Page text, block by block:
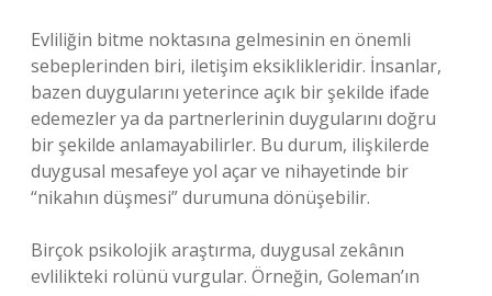
Evliliğin bitme noktasına gelmesinin en önemli
sebeplerinden biri, iletişim eksiklikleridir. İnsanlar,
bazen duygularını yeterince açık bir şekilde ifade
edemezler ya da partnerlerinin duygularını doğru
bir şekilde anlamayabilirler. Bu durum, ilişkilerde
duygusal mesafeye yol açar ve nihayetinde bir
“nikahın düşmesi” durumuna dönüşebilir.
Birçok psikolojik araştırma, duygusal zekânın
evlilikteki rolünü vurgular. Örneğin, Goleman’ın